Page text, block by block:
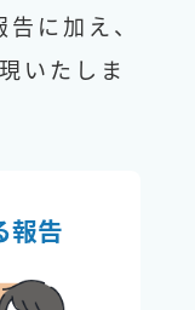
に加え、
いたしま
報告